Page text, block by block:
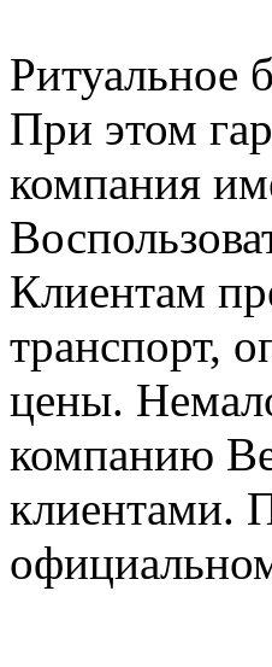
Ритуальное
При этом
компания
Клиентам
транспорт,
цены.
компанию
клиентами.